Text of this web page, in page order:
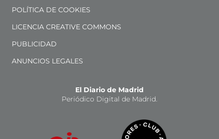
POLÍTICA DE COOKIES
LICENCIA CREATIVE COMMONS
PUBLICIDAD
ANUNCIOS LEGALES
El Diario de Madrid
Periódico Digital de Madrid.